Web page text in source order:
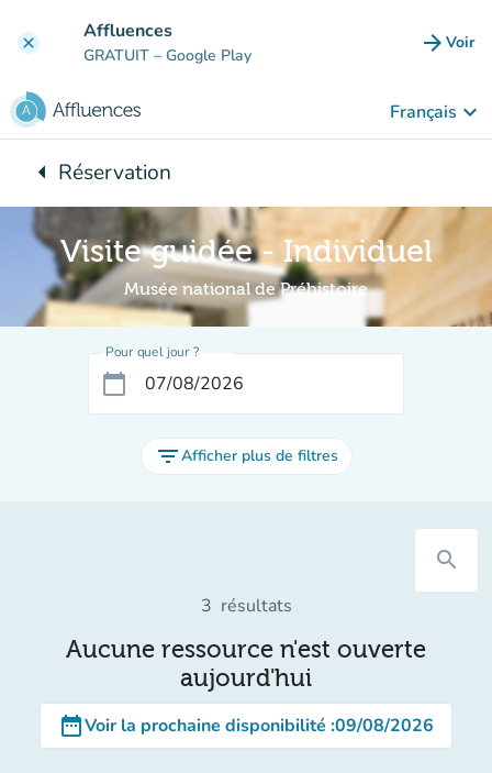
clear Affluences
GRATUIT – Google Play arrow_forward Voir
Français keyboard_arrow_down
arrow_leftRetour à :
Réservation
Visite guidée - Individuel
Musée national de Préhistoire
Pour quel jour ?
calendar_today
filter_listAfficher plus de filtres
search
3 résultats
Aucune ressource n'est ouverte
aujourd'hui
date_rangeVoir la prochaine disponibilité :09/08/2026